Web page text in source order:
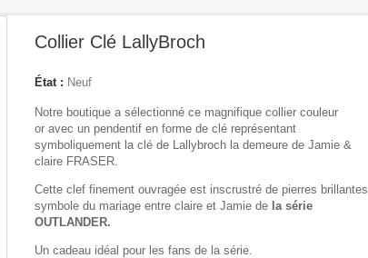
Collier Clé LallyBroch
État : Neuf
Notre boutique a sélectionné ce magnifique collier couleur
or avec un pendentif en forme de clé représentant
symboliquement la clé de Lallybroch la demeure de Jamie &
claire FRASER.
Cette clef finement ouvragée est inscrustré de pierres brillantes
symbole du mariage entre claire et Jamie de la série
OUTLANDER.
Un cadeau idéal pour les fans de la série.